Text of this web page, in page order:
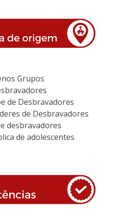
Grupos
de Desbravadores
de Desbravadores
desbravadores
de adolescentes